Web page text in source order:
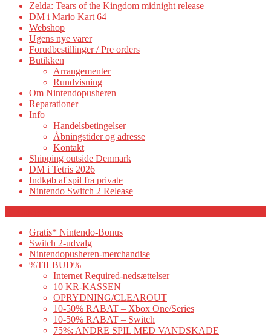
Zelda: Tears of the Kingdom midnight release
DM i Mario Kart 64
Webshop
Ugens nye varer
Forudbestillinger / Pre orders
Butikken
Arrangementer
Rundvisning
Om Nintendopusheren
Reparationer
Info
Handelsbetingelser
Åbningstider og adresse
Kontakt
Shipping outside Denmark
DM i Tetris 2026
Indkøb af spil fra private
Nintendo Switch 2 Release
Gratis* Nintendo-Bonus
Switch 2-udvalg
Nintendopusheren-merchandise
%TILBUD%
Internet Required-nedsættelser
10 KR-KASSEN
OPRYDNING/CLEAROUT
10-50% RABAT – Xbox One/Series
10-50% RABAT – Switch
75%: ANDRE SPIL MED VANDSKADE